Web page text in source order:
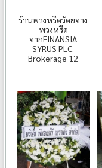
ร้านพวงหรีดวัดยจาง
พวงหรีด
จากFINANSIA
SYRUS PLC.
Brokerage 12